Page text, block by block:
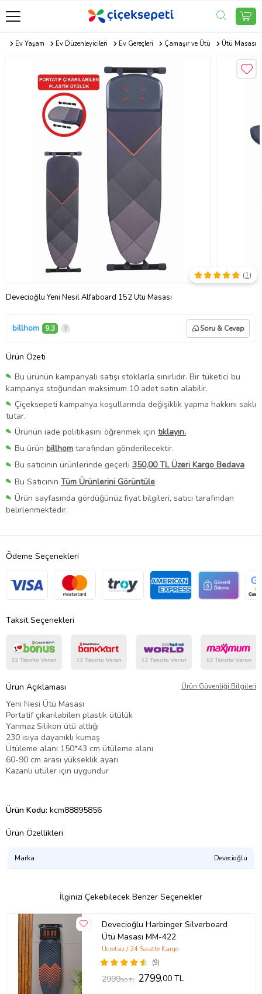
Ev Yaşam Ev Düzenleyicileri Ev Gereçleri Çamaşır ve Ütü Ütü Masası
Devecioğlu Yeni Nesil Alfaboard 152 Ütü Masası
(1)
billhom 9,3 Soru & Cevap
Ürün Özeti
Bu ürünün kampanyalı satışı stoklarla sınırlıdır. Bir tüketici bu
kampanya stoğundan maksimum 10 adet satın alabilir.
Çiçeksepeti kampanya koşullarında değişiklik yapma hakkını saklı
tutar.
Ürünün iade politikasını öğrenmek için tıklayın.
Bu ürün billhom tarafından gönderilecektir.
Bu satıcının ürünlerinde geçerli 350,00 TL Üzeri Kargo Bedava
Bu Satıcının Tüm Ürünlerini Görüntüle
Ürün sayfasında gördüğünüz fiyat bilgileri, satıcı tarafından
belirlenmektedir.
Ödeme Seçenekleri
Taksit Seçenekleri
Ürün Açıklaması Ürün Güvenliği Bilgileri
Yeni Nesi Ütü Masası
Portatif çıkarılabilen plastik ütülük
Yanmaz Silikon ütü altlığı
230 ısıya dayanıklı kumaş
Ütüleme alanı 150*43 cm ütüleme alanı
60-90 cm arası yükseklik ayarı
Kazanlı ütüler için uygundur
Ürün Kodu: kcm88895856
Ürün Özellikleri
Marka Devecioğlu
İlginizi Çekebilecek Benzer Seçenekler
Devecioğlu Harbinger Silverboard
Ütü Masası MM-422
(9)
Ücretsiz / 24 Saatte Kargo
2999,90 TL 2799,00 TL